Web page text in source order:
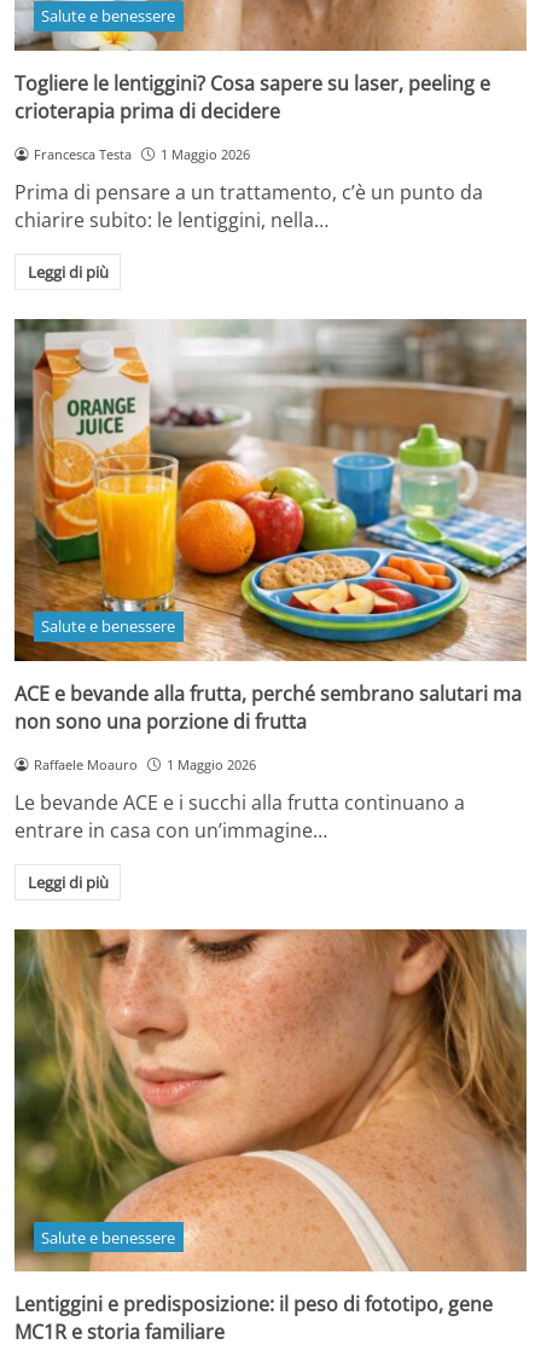
Salute e benessere
Togliere le lentiggini? Cosa sapere su laser, peeling e
crioterapia prima di decidere
Francesca Testa 1 Maggio 2026
Prima di pensare a un trattamento, c’è un punto da
chiarire subito: le lentiggini, nella…
Leggi di più
Salute e benessere
ACE e bevande alla frutta, perché sembrano salutari ma
non sono una porzione di frutta
Raffaele Moauro 1 Maggio 2026
Le bevande ACE e i succhi alla frutta continuano a
entrare in casa con un’immagine…
Leggi di più
Salute e benessere
Lentiggini e predisposizione: il peso di fototipo, gene
MC1R e storia familiare